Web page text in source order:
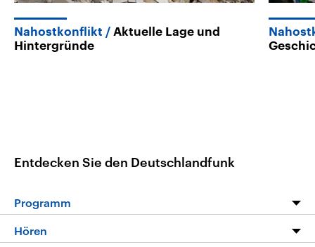
Nahostkonflikt
Aktuelle Lage und
Hintergründe
Entdecken Sie den Deutschlandfunk
Programm
Programm
Hören